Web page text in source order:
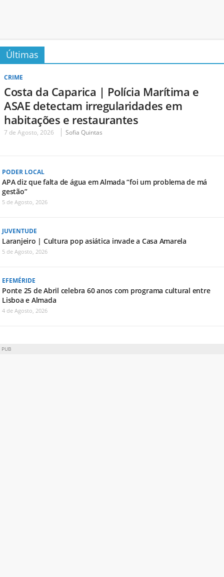
Últimas
CRIME
Costa da Caparica | Polícia Marítima e
ASAE detectam irregularidades em
habitações e restaurantes
7 de Agosto, 2026 Sofia Quintas
PODER LOCAL
APA diz que falta de água em Almada “foi um problema de má
gestão”
5 de Agosto, 2026
JUVENTUDE
Laranjeiro | Cultura pop asiática invade a Casa Amarela
5 de Agosto, 2026
EFEMÉRIDE
Ponte 25 de Abril celebra 60 anos com programa cultural entre
Lisboa e Almada
4 de Agosto, 2026
PUB